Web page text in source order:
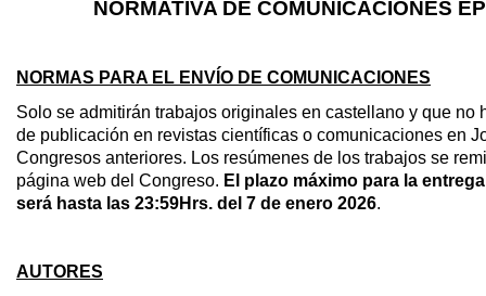
NORMATIVA DE COMUNICACIONES
NORMAS PARA EL ENVÍO DE COMUNICACIONES
Solo se admitirán trabajos originales en castellano y que no
de publicación en revistas científicas o comunicaciones en
Congresos anteriores. Los resúmenes de los trabajos se
página web del Congreso. El plazo máximo para la
será hasta las 23:59Hrs. del 7 de enero 2026.
AUTORES